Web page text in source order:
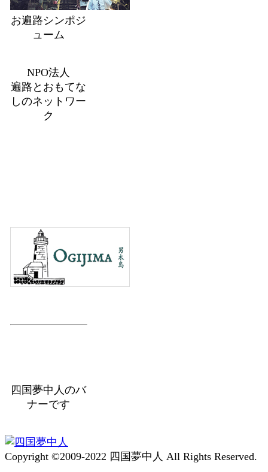
お遍路シンポジ
ューム
NPO法人
遍路とおもてな
しのネットワー
ク
四国夢中人のバ
ナーです
Copyright ©2009-2022 四国夢中人 All Rights Reserved.